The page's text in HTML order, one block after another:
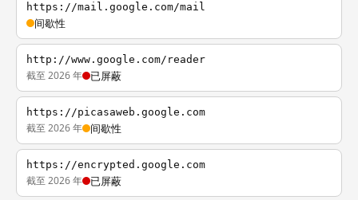
https://mail.google.com/mail
间歇性
http://www.google.com/reader
截至 2026 年 已屏蔽
https://picasaweb.google.com
截至 2026 年 间歇性
https://encrypted.google.com
截至 2026 年 已屏蔽